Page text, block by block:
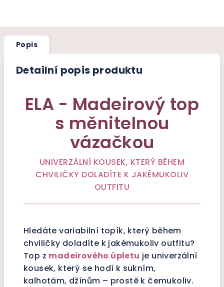
Popis
Detailní popis produktu
ELA - Madeirový top
s měnitelnou
vázačkou
UNIVERZÁLNÍ KOUSEK, KTERÝ BĚHEM
CHVILIČKY DOLADÍTE K JAKÉMUKOLIV
OUTFITU
Hledáte variabilní topík, který během
chviličky doladíte k jakémukoliv outfitu?
Top z madeirového úpletu je univerzální
kousek, který se hodí k sukním,
kalhotám, džínům – prostě k čemukoliv.